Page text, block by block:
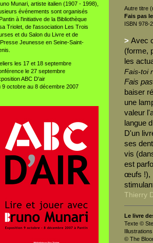
Munari, artiste italien (1907 - 1998),
événements sont organisés
à l'initiative de la Bibliothèque
Triolet, de l'association Les Trois
et du Salon du Livre et de
Jeunesse en Seine-Saint-
les 17 et 18 septembre
le 27 septembre
ABC D'air
9 octobre au 8 décembre 2007
Autre titre
Fais pas
ISBN 978-
> Avec
(forme,
les
Fais-toi
Fais
baiser
une
valeur
langue
D'un
ses
vis
est
œufs !),
Thierry
Le livre
Texte ©
© The